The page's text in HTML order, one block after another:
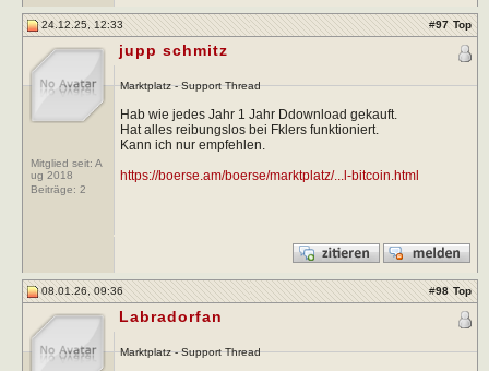
24.12.25, 12:33 #97 Top
Mitglied seit: A
ug 2018
Beiträge: 2
jupp schmitz
Marktplatz - Support Thread
Hab wie jedes Jahr 1 Jahr Ddownload gekauft.
Hat alles reibungslos bei Fklers funktioniert.
Kann ich nur empfehlen.
https://boerse.am/boerse/marktplatz/...l-bitcoin.html
08.01.26, 09:36 #98 Top
Labradorfan
Marktplatz - Support Thread